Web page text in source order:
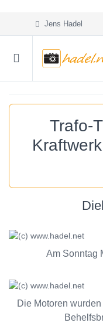
Jens Hadel
Trafo-
Am Sonntag
Die Motoren